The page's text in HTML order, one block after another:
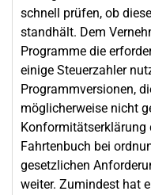
schnell prüfen, ob
standhält. Dem
Programme die
einige Steuerzahler
Programmversionen,
möglicherweise nicht
Konformitätserklärung
Fahrtenbuch bei
gesetzlichen
weiter. Zumindest hat